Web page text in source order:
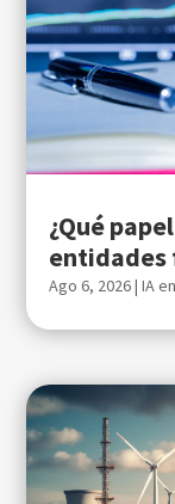
¿Qué
entidades
Ago 6, 2026|IA